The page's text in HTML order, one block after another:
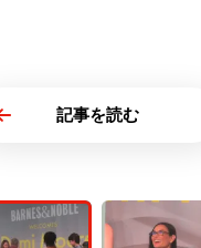
記事を読む